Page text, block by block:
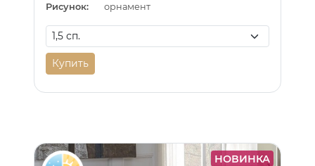
Рисунок:
орнамент
Купить
НОВИНКА